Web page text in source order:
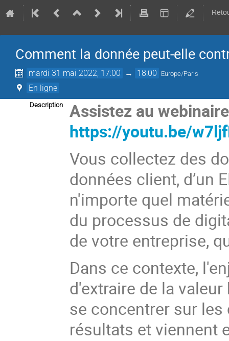
Comment la donnée peut-elle
mardi 31 mai 2022, 17:00 → 18:00 Europe/Paris
En ligne
Description
Assistez au
https://youtu.be/
Vous collectez des
données client, d’un
n'importe quel
du processus de
de votre entreprise,
Dans ce contexte,
d'extraire de la
se concentrer sur
résultats et viennent